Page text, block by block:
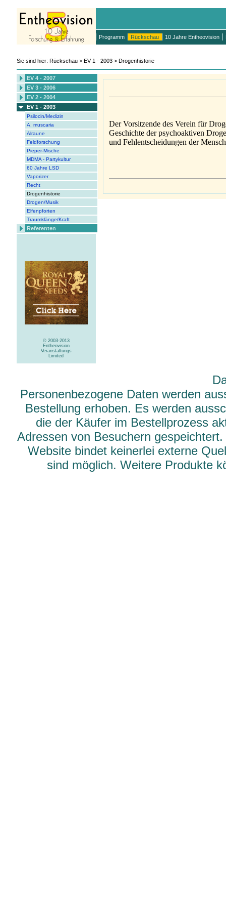
Programm Rückschau 10 Jahre Entheovision
Sie sind hier: Rückschau > EV 1 - 2003 > Drogenhistorie
EV 4 - 2007
EV 3 - 2006
EV 2 - 2004
EV 1 - 2003
Psilocin/Medizin
A. muscaria
Alraune
Feldforschung
Pieper-Mische
MDMA - Partykultur
60 Jahre LSD
Vaporizer
Recht
Drogenhistorie
Drogen/Musik
Elfenpforten
Traumklänge/Kraft
Referenten
© 2003-2013
Entheovision
Veranstaltungs
Limited
Der Vorsitzende des Verein für
Geschichte der psychoaktiven
und Fehlentscheidungen der
Personenbezogene Daten werden
Bestellung erhoben. Es werden
die der Käufer im Bestellprozess
Adressen von Besuchern
Website bindet keinerlei externe
sind möglich. Weitere Produkte